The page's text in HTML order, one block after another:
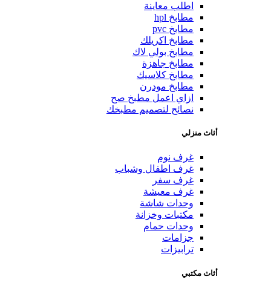
اطلب معاينة
مطابخ hpl
مطابخ pvc
مطابخ اكريلك
مطابخ بولي لاك
مطابخ جاهزة
مطابخ كلاسيك
مطابخ مودرن
ازاي اعمل مطبخ صح
نصائح لتصميم مطبخك
أثاث منزلي
غرف نوم
غرف اطفال وشباب
غرف سفر
غرف معيشة
وحدات شاشة
مكتبات وخزانة
وحدات حمام
جزامات
ترابيزات
أثاث مكتبي